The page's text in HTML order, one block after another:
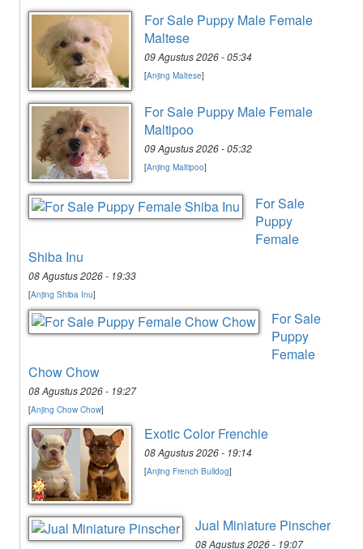
For Sale Puppy Male Female
Maltese
09 Agustus 2026 - 05:34
[Anjing Maltese]
For Sale Puppy Male Female
Maltipoo
09 Agustus 2026 - 05:32
[Anjing Maltipoo]
For Sale
Puppy
Female
Shiba Inu
08 Agustus 2026 - 19:33
[Anjing Shiba Inu]
For Sale
Puppy
Female
Chow Chow
08 Agustus 2026 - 19:27
[Anjing Chow Chow]
Exotic Color Frenchie
08 Agustus 2026 - 19:14
[Anjing French Bulldog]
Jual Miniature Pinscher
08 Agustus 2026 - 19:07